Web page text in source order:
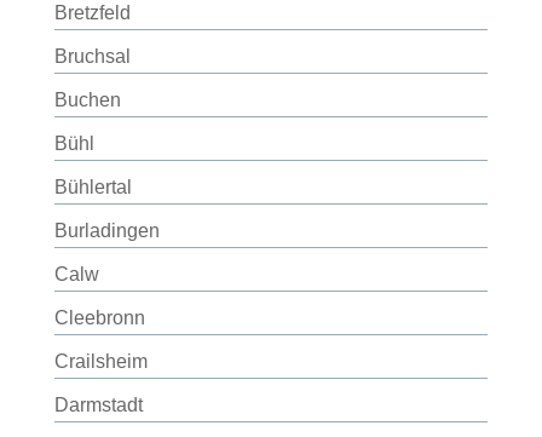
Bretzfeld
Bruchsal
Buchen
Bühl
Bühlertal
Burladingen
Calw
Cleebronn
Crailsheim
Darmstadt